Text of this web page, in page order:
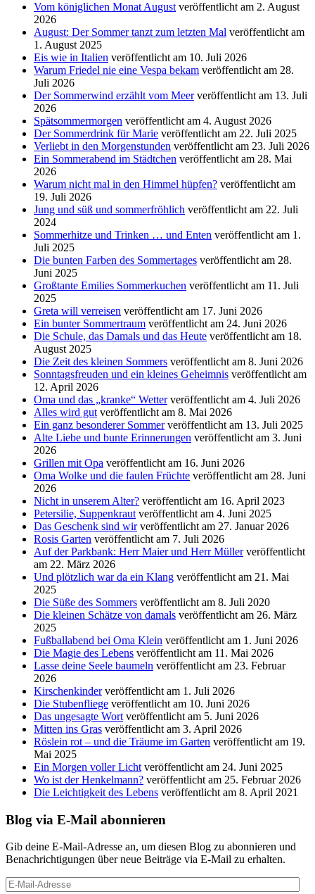
Vom königlichen Monat August veröffentlicht am 2. August
2026
August: Der Sommer tanzt zum letzten Mal veröffentlicht am
1. August 2025
Eis wie in Italien veröffentlicht am 10. Juli 2026
Warum Friedel nie eine Vespa bekam veröffentlicht am 28.
Juli 2026
Der Sommerwind erzählt vom Meer veröffentlicht am 13. Juli
2026
Spätsommermorgen veröffentlicht am 4. August 2026
Der Sommerdrink für Marie veröffentlicht am 22. Juli 2025
Verliebt in den Morgenstunden veröffentlicht am 23. Juli 2026
Ein Sommerabend im Städtchen veröffentlicht am 28. Mai
2026
Warum nicht mal in den Himmel hüpfen? veröffentlicht am
19. Juli 2026
Jung und süß und sommerfröhlich veröffentlicht am 22. Juli
2024
Sommerhitze und Trinken … und Enten veröffentlicht am 1.
Juli 2025
Die bunten Farben des Sommertages veröffentlicht am 28.
Juni 2025
Großtante Emilies Sommerkuchen veröffentlicht am 11. Juli
2025
Greta will verreisen veröffentlicht am 17. Juni 2026
Ein bunter Sommertraum veröffentlicht am 24. Juni 2026
Die Schule, das Damals und das Heute veröffentlicht am 18.
August 2025
Die Zeit des kleinen Sommers veröffentlicht am 8. Juni 2026
Sonntagsfreuden und ein kleines Geheimnis veröffentlicht am
12. April 2026
Oma und das „kranke“ Wetter veröffentlicht am 4. Juli 2026
Alles wird gut veröffentlicht am 8. Mai 2026
Ein ganz besonderer Sommer veröffentlicht am 13. Juli 2025
Alte Liebe und bunte Erinnerungen veröffentlicht am 3. Juni
2026
Grillen mit Opa veröffentlicht am 16. Juni 2026
Oma Wolke und die faulen Früchte veröffentlicht am 28. Juni
2026
Nicht in unserem Alter? veröffentlicht am 16. April 2023
Petersilie, Suppenkraut veröffentlicht am 4. Juni 2025
Das Geschenk sind wir veröffentlicht am 27. Januar 2026
Rosis Garten veröffentlicht am 7. Juli 2026
Auf der Parkbank: Herr Maier und Herr Müller veröffentlicht
am 22. März 2026
Und plötzlich war da ein Klang veröffentlicht am 21. Mai
2025
Die Süße des Sommers veröffentlicht am 8. Juli 2020
Die kleinen Schätze von damals veröffentlicht am 26. März
2025
Fußballabend bei Oma Klein veröffentlicht am 1. Juni 2026
Die Magie des Lebens veröffentlicht am 11. Mai 2026
Lasse deine Seele baumeln veröffentlicht am 23. Februar
2026
Kirschenkinder veröffentlicht am 1. Juli 2026
Die Stubenfliege veröffentlicht am 10. Juni 2026
Das ungesagte Wort veröffentlicht am 5. Juni 2026
Mitten ins Gras veröffentlicht am 3. April 2026
Röslein rot – und die Träume im Garten veröffentlicht am 19.
Mai 2025
Ein Morgen voller Licht veröffentlicht am 24. Juni 2025
Wo ist der Henkelmann? veröffentlicht am 25. Februar 2026
Die Leichtigkeit des Lebens veröffentlicht am 8. April 2021
Blog via E-Mail abonnieren
Gib deine E-Mail-Adresse an, um diesen Blog zu abonnieren und
Benachrichtigungen über neue Beiträge via E-Mail zu erhalten.
E-